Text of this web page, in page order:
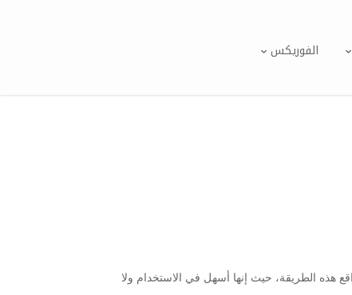
الفوريكس
هذه الطريقة، حيث إنها أسهل في الاستخدام ولا